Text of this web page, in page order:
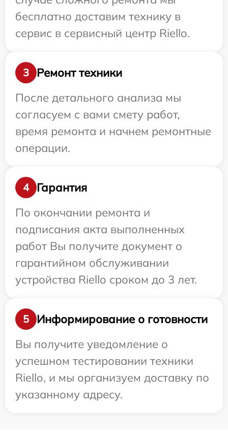
бесплатно доставим технику в
сервис в сервисный центр Riello.
3
Ремонт техники
После детального анализа мы
согласуем с вами смету работ,
время ремонта и начнем ремонтные
операции.
4
Гарантия
По окончании ремонта и
подписания акта выполненных
работ Вы получите документ о
гарантийном обслуживании
устройства Riello сроком до 3 лет.
5
Информирование о готовности
Вы получите уведомление о
успешном тестировании техники
Riello, и мы организуем доставку по
указанному адресу.